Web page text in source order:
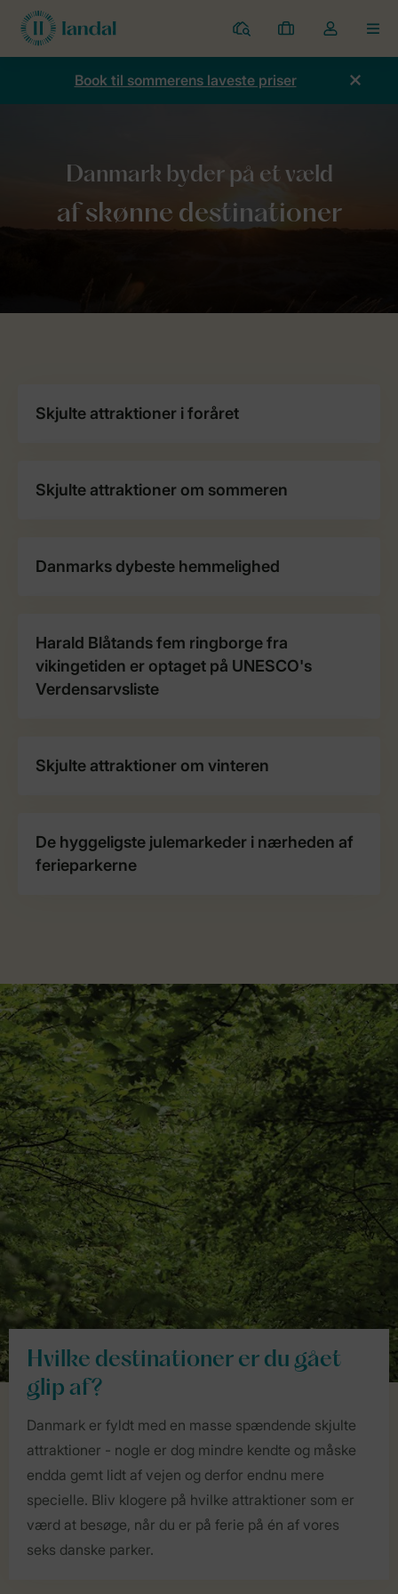
Parker
Mine
bookinger
Toggle
the
Book til sommerens laveste priser
Skjulte attraktioner i foråret
Skjulte attraktioner om sommeren
Danmarks dybeste hemmelighed
Harald Blåtands fem ringborge fra
vikingetiden er optaget på UNESCO's
Verdensarvsliste
Skjulte attraktioner om vinteren
De hyggeligste julemarkeder i nærheden af
ferieparkerne
Hvilke destinationer er du gået
glip af?
Danmark er fyldt med en masse spændende skjulte
attraktioner - nogle er dog mindre kendte og måske
endda gemt lidt af vejen og derfor endnu mere
specielle. Bliv klogere på hvilke attraktioner som er
værd at besøge, når du er på ferie på én af vores
seks danske parker.